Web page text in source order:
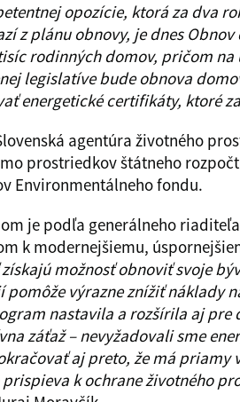
opozície, ktorá za dva
z plánu obnovy, je dnes
rodinných domov, pričom na
legislatíve bude obnova
energetické certifikáty, ktoré
agentúra životného
prostriedkov štátneho
Environmentálneho fondu.
je podľa generálneho
k modernejšiemu,
možnosť obnoviť svoje
výrazne znížiť náklady
nastavila a rozšírila aj pre
záťaž – nevyžadovali sme
aj preto, že má
k ochrane životného